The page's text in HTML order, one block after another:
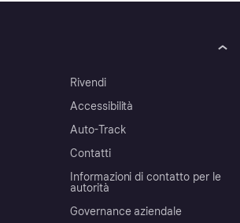
Rivendi
Accessibilità
Auto-Track
Contatti
Informazioni di contatto per le
autorità
Governance aziendale